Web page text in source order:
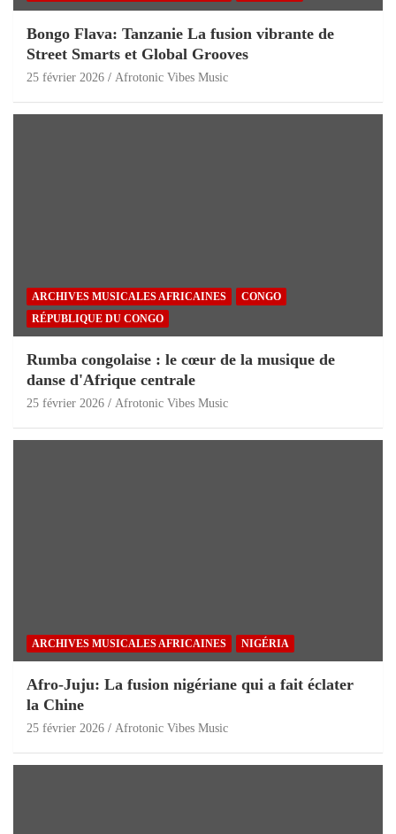
Bongo Flava: Tanzanie La fusion vibrante de
Street Smarts et Global Grooves
25 février 2026 Afrotonic Vibes Music
ARCHIVES MUSICALES AFRICAINES
CONGO
RÉPUBLIQUE DU CONGO
Rumba congolaise : le cœur de la musique de
danse d'Afrique centrale
25 février 2026 Afrotonic Vibes Music
ARCHIVES MUSICALES AFRICAINES NIGÉRIA
Afro-Juju: La fusion nigériane qui a fait éclater
la Chine
25 février 2026 Afrotonic Vibes Music